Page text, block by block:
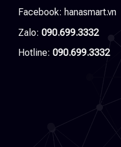
Facebook: hanasmart.vn
Zalo: 090.699.3332
Hotline: 090.699.3332